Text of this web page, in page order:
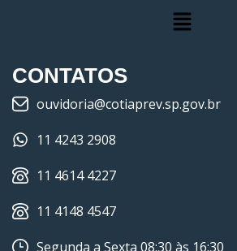
CONTATOS
ouvidoria@cotiaprev.sp.gov.br
11 4243 2908
11 4614 4227
11 4148 4547
Segunda a Sexta 08:30 às 16:30